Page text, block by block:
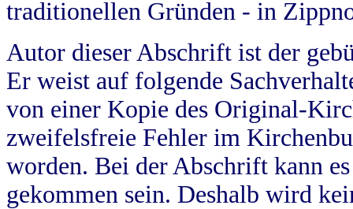
traditionellen Gründen - in
Autor dieser Abschrift ist der
Er weist auf folgende
von einer Kopie des Original-
zweifelsfreie Fehler im
worden. Bei der Abschrift kann
gekommen sein. Deshalb wird